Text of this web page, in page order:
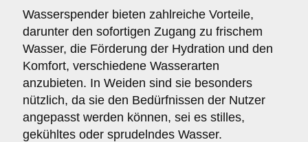
Wasserspender bieten zahlreiche Vorteile,
darunter den sofortigen Zugang zu frischem
Wasser, die Förderung der Hydration und den
Komfort, verschiedene Wasserarten
anzubieten. In Weiden sind sie besonders
nützlich, da sie den Bedürfnissen der Nutzer
angepasst werden können, sei es stilles,
gekühltes oder sprudelndes Wasser.